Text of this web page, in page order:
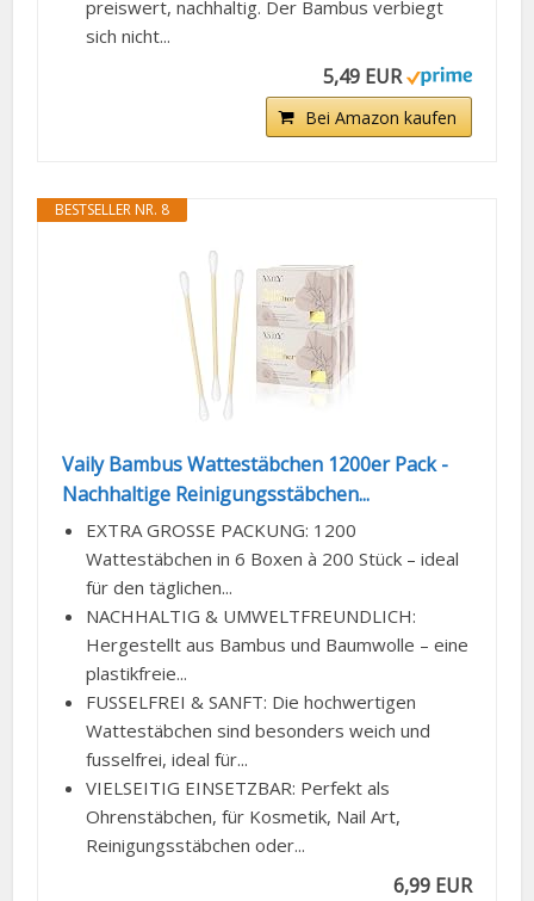
preiswert, nachhaltig. Der Bambus verbiegt
sich nicht...
5,49 EUR
Bei Amazon kaufen
BESTSELLER NR. 8
Vaily Bambus Wattestäbchen 1200er Pack -
Nachhaltige Reinigungsstäbchen...
EXTRA GROSSE PACKUNG: 1200
Wattestäbchen in 6 Boxen à 200 Stück – ideal
für den täglichen...
NACHHALTIG & UMWELTFREUNDLICH:
Hergestellt aus Bambus und Baumwolle – eine
plastikfreie...
FUSSELFREI & SANFT: Die hochwertigen
Wattestäbchen sind besonders weich und
fusselfrei, ideal für...
VIELSEITIG EINSETZBAR: Perfekt als
Ohrenstäbchen, für Kosmetik, Nail Art,
Reinigungsstäbchen oder...
6,99 EUR